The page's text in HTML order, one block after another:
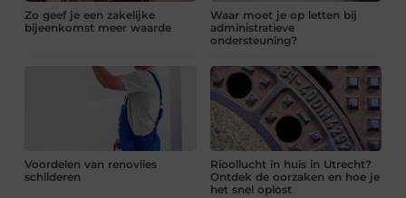
Zo geef je een zakelijke
bijeenkomst meer waarde
Waar moet je op letten bij
administratieve
ondersteuning?
Voordelen van renovlies
schilderen
Rioollucht in huis in Utrecht?
Ontdek de oorzaken en hoe je
het snel oplost